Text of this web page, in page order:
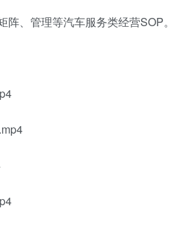
、管理等汽车服务类经营SOP。